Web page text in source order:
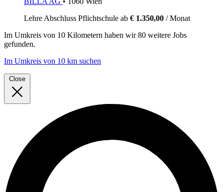
Lehre Abschluss Pflichtschule ab € 1.350,00 / Monat
Im Umkreis von 10 Kilometern haben wir80 weitere Jobs
gefunden.
Im Umkreis von 10 km suchen
Close